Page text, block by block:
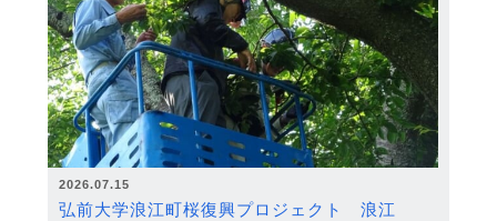
2026.07.15
弘前大学浪江町桜復興プロジェクト 浪江